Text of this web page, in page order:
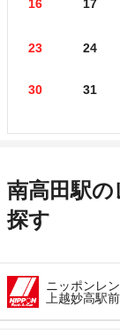
16 17
23 24
30 31
南高田駅
探す
ニッポンレ
上越妙高駅